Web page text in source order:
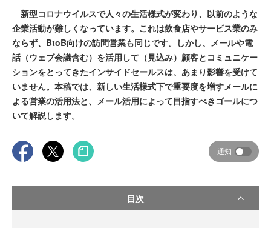
新型コロナウイルスで人々の生活様式が変わり、以前のような
企業活動が難しくなっています。これは飲食店やサービス業のみ
ならず、BtoB向けの訪問営業も同じです。しかし、メールや電
話（ウェブ会議含む）を活用して（見込み）顧客とコミュニケー
ションをとってきたインサイドセールスは、あまり影響を受けて
いません。本稿では、新しい生活様式下で重要度を増すメールに
よる営業の活用法と、メール活用によって目指すべきゴールにつ
いて解説します。
通知
目次